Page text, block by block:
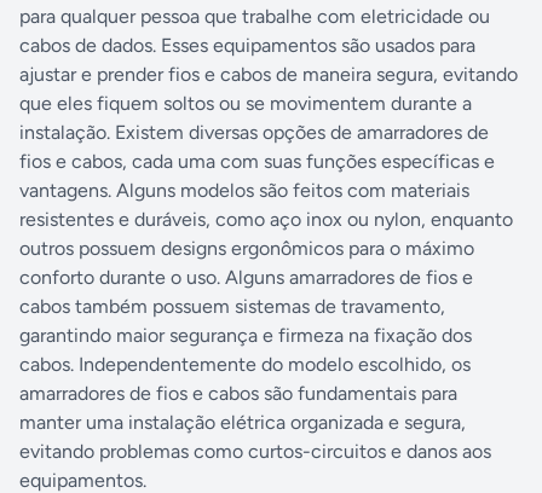
para qualquer pessoa que trabalhe com eletricidade ou
cabos de dados. Esses equipamentos são usados para
ajustar e prender fios e cabos de maneira segura, evitando
que eles fiquem soltos ou se movimentem durante a
instalação. Existem diversas opções de amarradores de
fios e cabos, cada uma com suas funções específicas e
vantagens. Alguns modelos são feitos com materiais
resistentes e duráveis, como aço inox ou nylon, enquanto
outros possuem designs ergonômicos para o máximo
conforto durante o uso. Alguns amarradores de fios e
cabos também possuem sistemas de travamento,
garantindo maior segurança e firmeza na fixação dos
cabos. Independentemente do modelo escolhido, os
amarradores de fios e cabos são fundamentais para
manter uma instalação elétrica organizada e segura,
evitando problemas como curtos-circuitos e danos aos
equipamentos.